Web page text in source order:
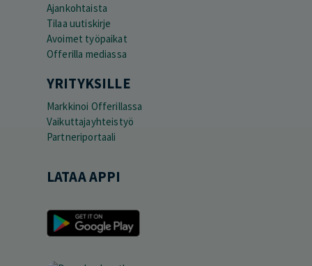
Ajankohtaista
Tilaa uutiskirje
Avoimet työpaikat
Offerilla mediassa
YRITYKSILLE
Markkinoi Offerillassa
Vaikuttajayhteistyö
Partneriportaali
LATAA APPI